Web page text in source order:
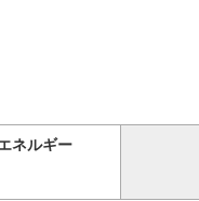
ネルギー